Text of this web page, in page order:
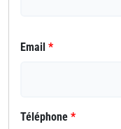
Email *
Téléphone *